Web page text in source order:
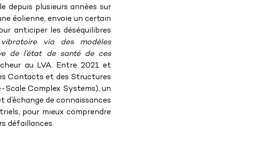
depuis plusieurs années sur
éolienne, envoie un certain
anticiper les déséquilibres
via des modèles
de l’état de santé de ces
au LVA. Entre 2021 et
Contacts et des Structures
Scale Complex Systems), un
de connaissances
pour mieux comprendre
défaillances.